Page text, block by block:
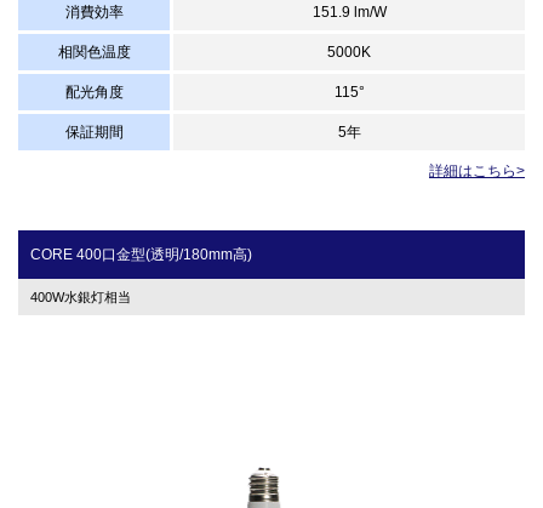
消費効率 151.9 lm/W
相関色温度 5000K
配光角度 115°
保証期間 5年
詳細はこちら>
CORE 400口金型(透明/180mm高)
400W水銀灯相当